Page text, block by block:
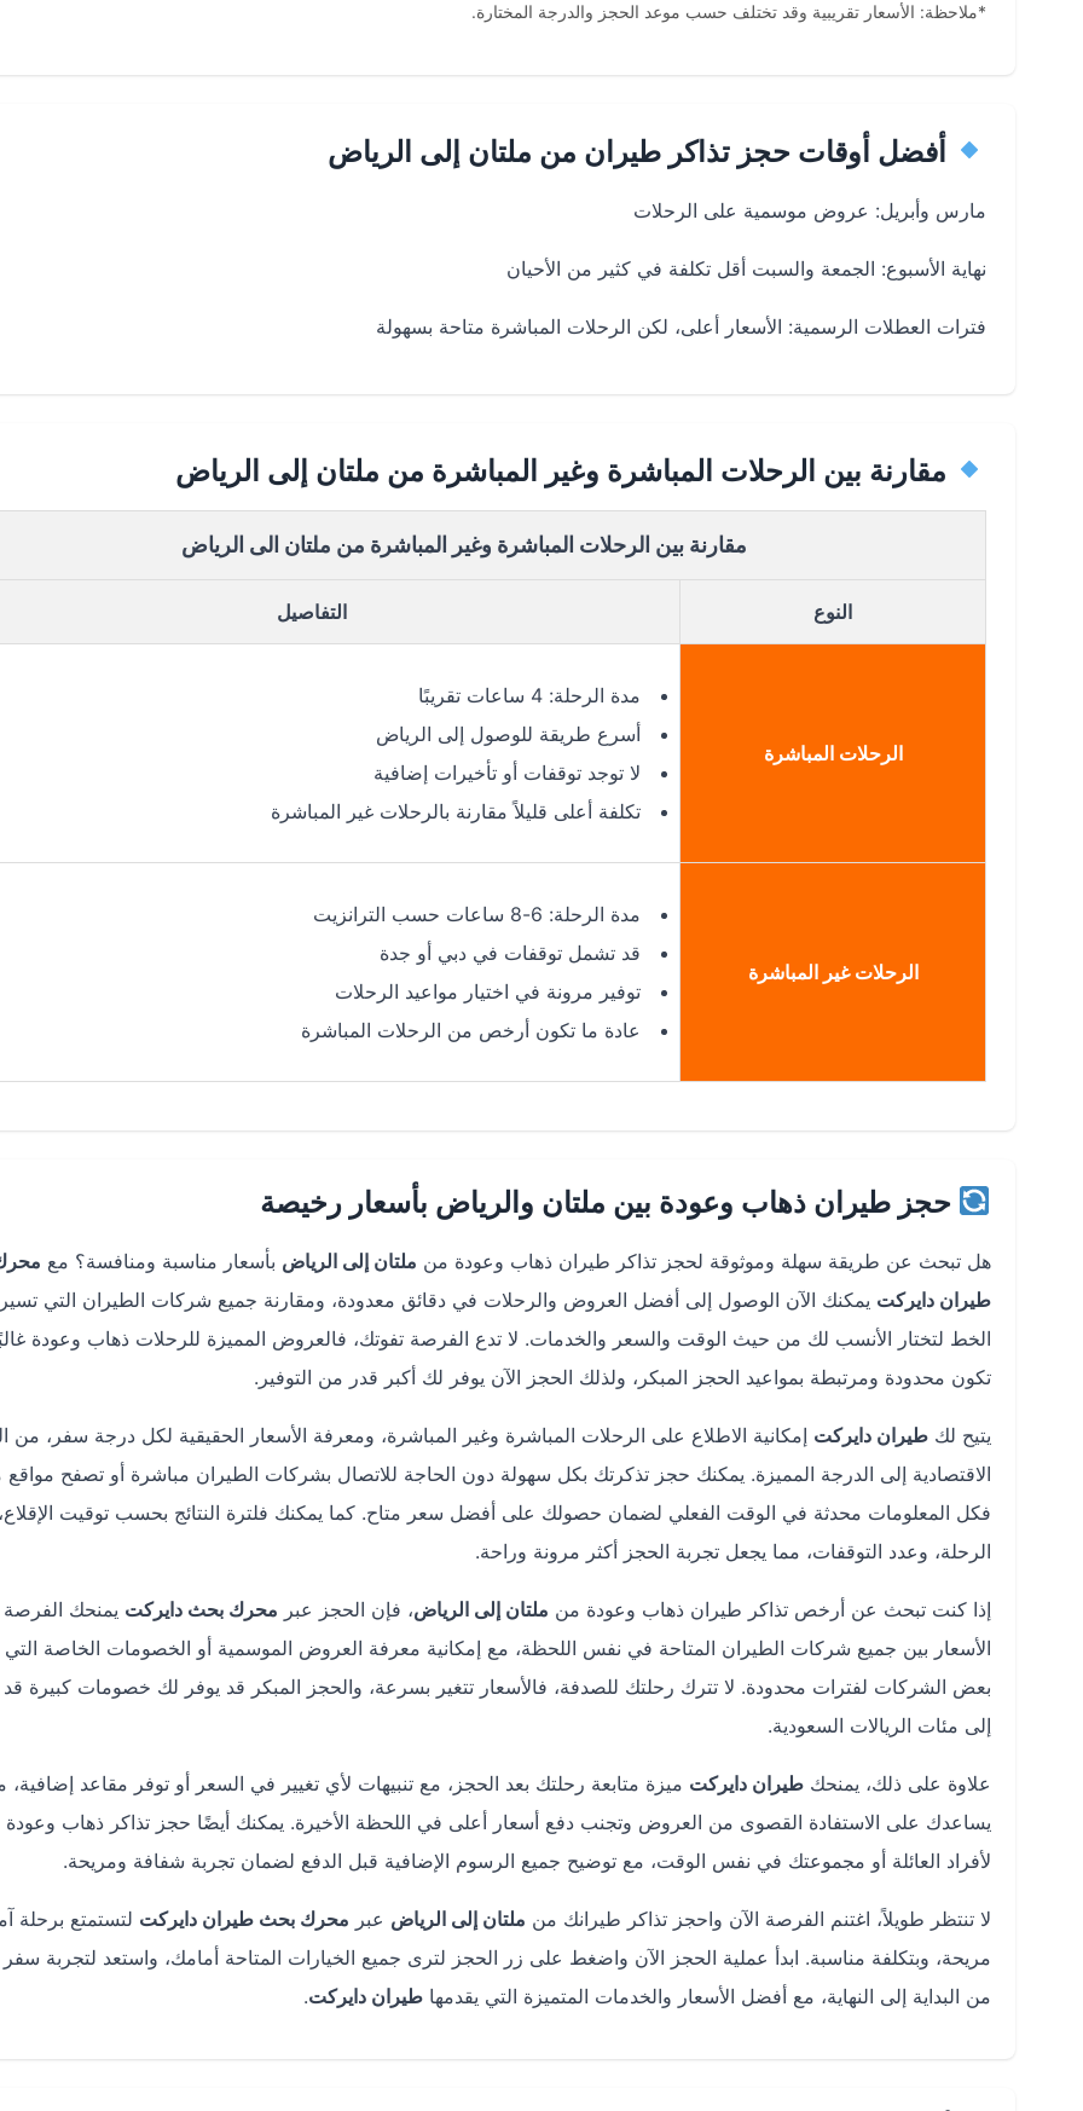
*ملاحظة: الأسعار تقريبية وقد تختلف حسب موعد الحجز والدرجة المختارة.
أفضل أوقات حجز تذاكر طيران من ملتان إلى الرياض
مارس وأبريل: عروض موسمية على الرحلات
نهاية الأسبوع: الجمعة والسبت أقل تكلفة في كثير من الأحيان
فترات العطلات الرسمية: الأسعار أعلى، لكن الرحلات المباشرة متاحة بسهولة
مقارنة بين الرحلات المباشرة وغير المباشرة من ملتان إلى الرياض
مقارنة بين الرحلات المباشرة وغير المباشرة من ملتان الى الرياض
النوع التفاصيل
الرحلات المباشرة
مدة الرحلة: 4 ساعات تقريبًا
أسرع طريقة للوصول إلى الرياض
لا توجد توقفات أو تأخيرات إضافية
تكلفة أعلى قليلاً مقارنة بالرحلات غير المباشرة
الرحلات غير المباشرة
مدة الرحلة: 6-8 ساعات حسب الترانزيت
قد تشمل توقفات في دبي أو جدة
توفير مرونة في اختيار مواعيد الرحلات
عادة ما تكون أرخص من الرحلات المباشرة
حجز طيران ذهاب وعودة بين ملتان والرياض بأسعار رخيصة
هل تبحث عن طريقة سهلة وموثوقة لحجز تذاكر طيران ذهاب وعودة من ملتان إلى الرياض بأسعار مناسبة ومنافسة؟ مع
طيران دايركت يمكنك الآن الوصول إلى أفضل العروض والرحلات في دقائق معدودة، ومقارنة جميع شركات الطيران التي
الخط لتختار الأنسب لك من حيث الوقت والسعر والخدمات. لا تدع الفرصة تفوتك، فالعروض المميزة للرحلات ذهاب وعودة
تكون محدودة ومرتبطة بمواعيد الحجز المبكر، ولذلك الحجز الآن يوفر لك أكبر قدر من التوفير.
يتيح لك طيران دايركت إمكانية الاطلاع على الرحلات المباشرة وغير المباشرة، ومعرفة الأسعار الحقيقية لكل درجة سفر، من
الاقتصادية إلى الدرجة المميزة. يمكنك حجز تذكرتك بكل سهولة دون الحاجة للاتصال بشركات الطيران مباشرة أو تصفح مواقع
فكل المعلومات محدثة في الوقت الفعلي لضمان حصولك على أفضل سعر متاح. كما يمكنك فلترة النتائج بحسب توقيت
الرحلة، وعدد التوقفات، مما يجعل تجربة الحجز أكثر مرونة وراحة.
إذا كنت تبحث عن أرخص تذاكر طيران ذهاب وعودة من ملتان إلى الرياض، فإن الحجز عبر محرك بحث دايركت يمنحك الفرصة
الأسعار بين جميع شركات الطيران المتاحة في نفس اللحظة، مع إمكانية معرفة العروض الموسمية أو الخصومات الخاصة التي
بعض الشركات لفترات محدودة. لا تترك رحلتك للصدفة، فالأسعار تتغير بسرعة، والحجز المبكر قد يوفر لك خصومات كبيرة
إلى مئات الريالات السعودية.
علاوة على ذلك، يمنحك طيران دايركت ميزة متابعة رحلتك بعد الحجز، مع تنبيهات لأي تغيير في السعر أو توفر مقاعد إضافية،
يساعدك على الاستفادة القصوى من العروض وتجنب دفع أسعار أعلى في اللحظة الأخيرة. يمكنك أيضًا حجز تذاكر ذهاب وعودة
لأفراد العائلة أو مجموعتك في نفس الوقت، مع توضيح جميع الرسوم الإضافية قبل الدفع لضمان تجربة شفافة ومريحة.
لا تنتظر طويلاً، اغتنم الفرصة الآن واحجز تذاكر طيرانك من ملتان إلى الرياض عبر محرك بحث طيران دايركت لتستمتع برحلة
مريحة، وبتكلفة مناسبة. ابدأ عملية الحجز الآن واضغط على زر الحجز لترى جميع الخيارات المتاحة أمامك، واستعد لتجربة
من البداية إلى النهاية، مع أفضل الأسعار والخدمات المتميزة التي يقدمها طيران دايركت.